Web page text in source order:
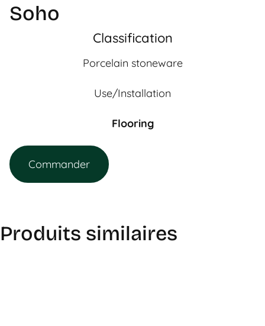
Soho
Classification
Porcelain stoneware
Use/Installation
Flooring
Commander
Produits similaires